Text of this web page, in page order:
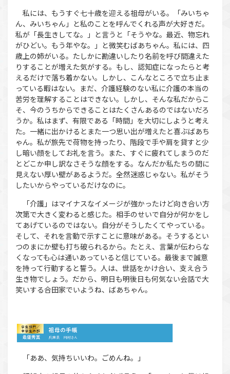
私には、もうすぐ七十歳を迎える祖母がいる。「みいちゃ
ん、みいちゃん」と私のことを呼んでくれる声が大好きだ。
私が「長生きしてな。」と言うと「そうやな。最近、物忘れ
がひどい。もう年やな。」と微笑むばあちゃん。私には、四
歳上の姉がいる。たしかに勘違いしたり名前を呼び間違えた
りすることが増えた気がする。もし、認知症になったらと考
えるだけで落ち着かない。しかし、こんなところで立ち止ま
っている暇はない。まだ、介護経験のない私に介護の本当の
苦労を理解することはできない。しかし、そんな私だからこ
そ、今のうちからできることはたくさんあるのではないだろ
うか。私はまず、有限である「時間」を大切にしようと考え
た。一緒に出かけるとまた一つ思い出が増えたと喜ぶばあち
ゃん。私が旅先で荷物を持ったり、階段で手や肩を貸すと少
し暗い顔をしてお礼を言う。また、すぐに疲れてしまうのだ
とどこか申し訳なさそうな顔をする。なんだか私たちの間に
見えない厚い壁があるようだ。全然迷惑じゃない。私がそう
したいからやっているだけなのに。
「介護」はマイナスなイメージが強かったけど向き合い方
次第で大きく変わると感じた。相手のせいで自分が何かをし
てあげているのではない。自分がそうしたくてやっている。
そして、それを言動で示すことに意味がある。そうするとい
つのまにか壁も打ち破られるから。たとえ、言葉が伝わらな
くなっても心は通いあっていると信じている。最後まで誠意
を持って行動すると誓う。人は、世話をかけ合い、支え合う
生き物でしょう。だから、明日も明後日も何気ない会話で大
笑いする合田家でいようね、ばあちゃん。
「ああ、気持ちいいわ。ごめんね。」